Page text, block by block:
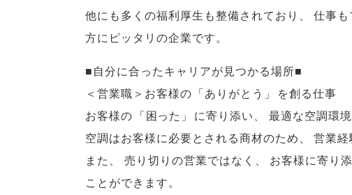
他にも多くの福利厚生も整備されており 、
仕事
方にピッタリの企業です。
■自分に合ったキャリアが見つかる場所■
＜営業職＞お客様の 「ありがとう 」
を創る仕事
お客様の 「困った 」 に寄り添い、 最適な空調環
空調はお客様に必要とされる商材のため、 営業
また 、 売り切りの営業ではなく 、 お客様に寄り
ことができます。